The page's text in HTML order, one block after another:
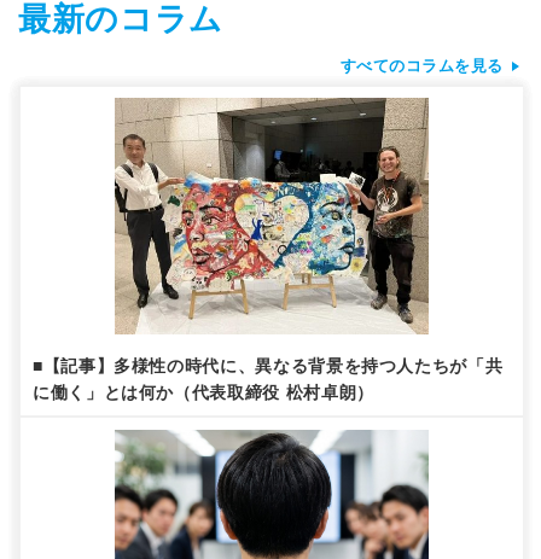
最新のコラム
すべてのコラムを見る
■【記事】多様性の時代に、異なる背景を持つ人たちが「共
に働く」とは何か（代表取締役 松村卓朗）